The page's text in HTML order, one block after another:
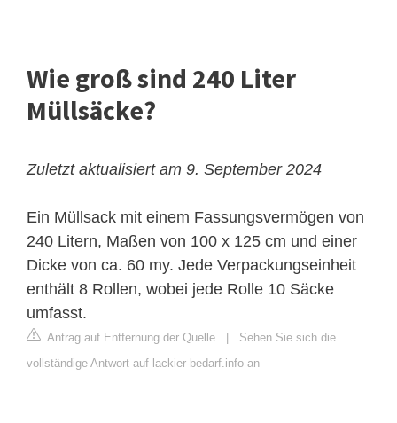
Wie groß sind 240 Liter
Müllsäcke?
Zuletzt aktualisiert am 9. September 2024
Ein Müllsack mit einem Fassungsvermögen von
240 Litern, Maßen von 100 x 125 cm und einer
Dicke von ca. 60 my. Jede Verpackungseinheit
enthält 8 Rollen, wobei jede Rolle 10 Säcke
umfasst.
Antrag auf Entfernung der Quelle
Sehen Sie sich die
vollständige Antwort auf lackier-bedarf.info an